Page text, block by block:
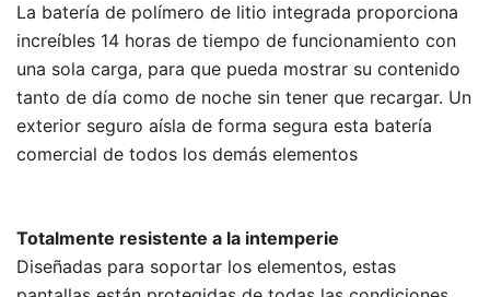
La batería de polímero de litio integrada proporciona
increíbles 14 horas de tiempo de funcionamiento con
una sola carga, para que pueda mostrar su contenido
tanto de día como de noche sin tener que recargar. Un
exterior seguro aísla de forma segura esta batería
comercial de todos los demás elementos
Totalmente resistente a la intemperie
Diseñadas para soportar los elementos, estas